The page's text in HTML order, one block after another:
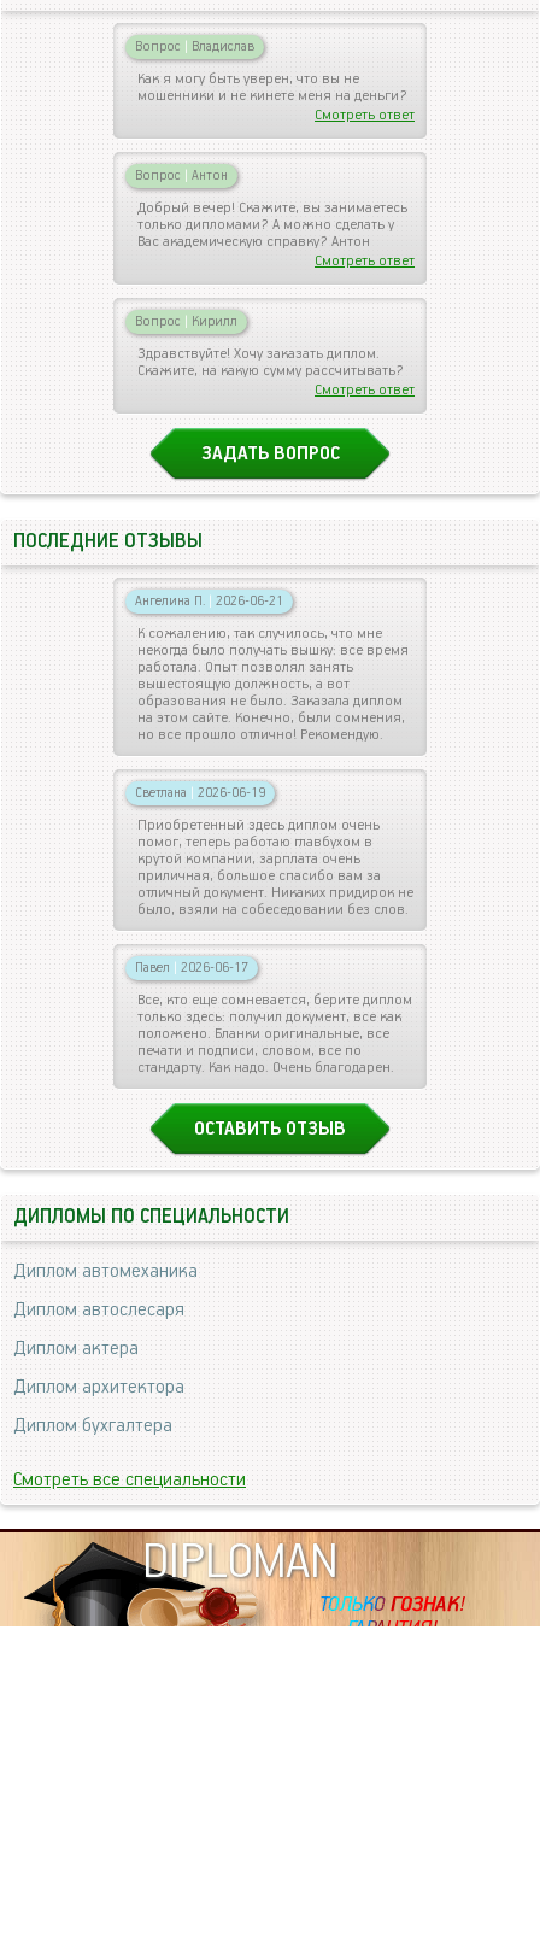
Вопрос | Владислав
Как я могу быть уверен, что вы не
мошенники и не кинете меня на деньги?
Смотреть ответ
Вопрос | Антон
Добрый вечер! Скажите, вы занимаетесь
только дипломами? А можно сделать у
Вас академическую справку? Антон
Смотреть ответ
Вопрос | Кирилл
Здравствуйте! Хочу заказать диплом.
Скажите, на какую сумму рассчитывать?
Смотреть ответ
ЗАДАТЬ ВОПРОС
ПОСЛЕДНИЕ ОТЗЫВЫ
Ангелина П. | 2026-06-21
К сожалению, так случилось, что мне
некогда было получать вышку: все время
работала. Опыт позволял занять
вышестоящую должность, а вот
образования не было. Заказала диплом
на этом сайте. Конечно, были сомнения,
но все прошло отлично! Рекомендую.
Светлана | 2026-06-19
Приобретенный здесь диплом очень
помог, теперь работаю главбухом в
крутой компании, зарплата очень
приличная, большое спасибо вам за
отличный документ. Никаких придирок не
было, взяли на собеседовании без слов.
Павел | 2026-06-17
Все, кто еще сомневается, берите диплом
только здесь: получил документ, все как
положено. Бланки оригинальные, все
печати и подписи, словом, все по
стандарту. Как надо. Очень благодарен.
ОСТАВИТЬ ОТЗЫВ
ДИПЛОМЫ ПО СПЕЦИАЛЬНОСТИ
Диплом автомеханика
Диплом автослесаря
Диплом актера
Диплом архитектора
Диплом бухгалтера
Смотреть все специальности
DIPLOMAN